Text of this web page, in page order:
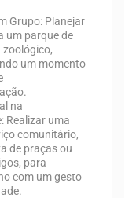
Grupo: Planejar
um parque de
zoológico,
um momento
na
Realizar uma
comunitário,
de praças ou
para
com um gesto